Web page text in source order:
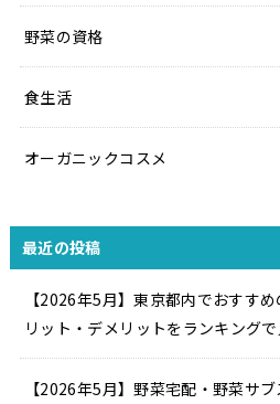
野菜の資格
食生活
オーガニックコスメ
最近の投稿
【2026年5月】東京都内でおすす
リット・デメリットをランキング
【2026年5月】野菜宅配・野菜サ